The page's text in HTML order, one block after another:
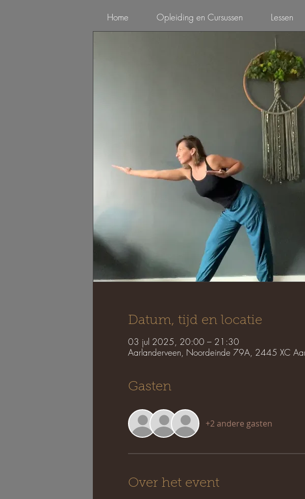
Datum, tijd en locatie
03 jul 2025, 20:00 – 21:30
Aarlanderveen, Noordeinde 79A, 2445 XC
Gasten
+2 andere gasten
Over het event
Home Opleiding en Cursussen Lessen